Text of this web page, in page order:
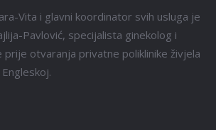
Vita i glavni koordinator svih usluga je
Pavlović, specijalista ginekolog i
otvaranja privatne poliklinike živjela